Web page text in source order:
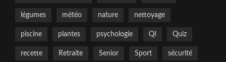
légumes météo nature nettoyage
piscine plantes psychologie QI Quiz
recette Retraite Senior Sport sécurité